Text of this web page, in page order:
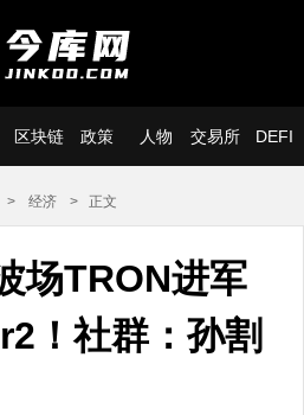
区块链 政策 人物 交易所 DEFI
> 经济 > 正文
场TRON进军
！社群：孙割